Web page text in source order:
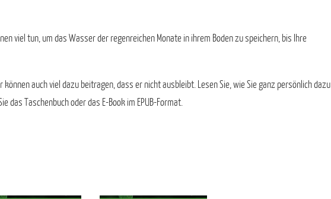
viel tun, um das Wasser der regenreichen Monate in ihrem Boden zu speichern, bis Ihre
können auch viel dazu beitragen, dass er nicht ausbleibt. Lesen Sie, wie Sie ganz persönlich dazu
das Taschenbuch oder das E-Book im EPUB-Format.